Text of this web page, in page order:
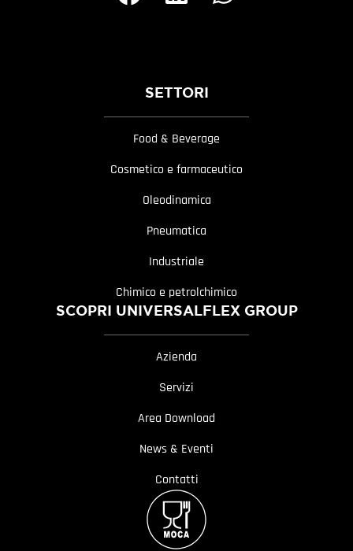
SETTORI
Food & Beverage
Cosmetico e farmaceutico
Oleodinamica
Pneumatica
Industriale
Chimico e petrolchimico
SCOPRI UNIVERSALFLEX GROUP
Azienda
Servizi
Area Download
News & Eventi
Contatti